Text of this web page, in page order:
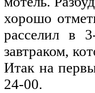
хорошо
расселил в
завтраком,
Итак на
24-00.